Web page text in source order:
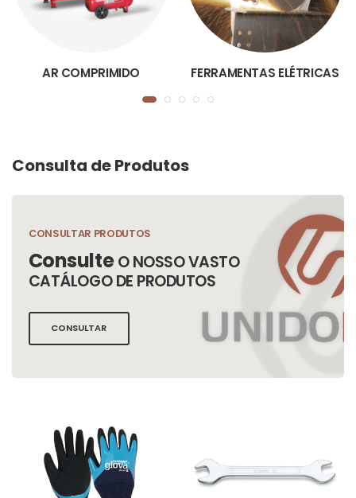
AR COMPRIMIDO FERRAMENTAS ELÉTRICAS
Consulta de Produtos
CONSULTAR PRODUTOS
ConsulteO NOSSO VASTO
CATÁLOGO DE PRODUTOS
CONSULTAR